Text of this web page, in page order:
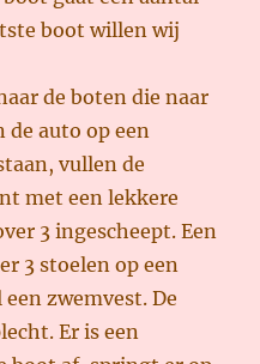
boot willen wij
de boten die naar
de auto op een
vullen de
met een lekkere
3 ingescheept. Een
3 stoelen op een
zwemvest. De
Er is een